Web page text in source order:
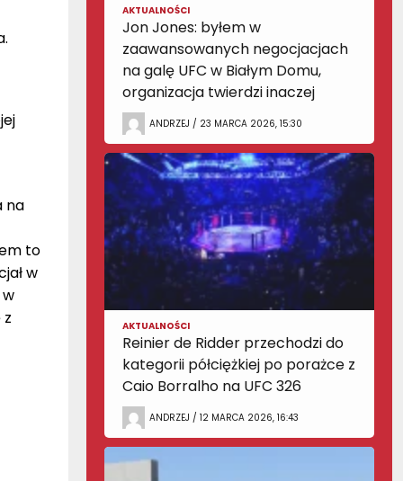
na
to
w
AKTUALNOŚCI
Jon Jones: byłem w
zaawansowanych negocjacjach
na galę UFC w Białym Domu,
organizacja twierdzi inaczej
ANDRZEJ / 23 MARCA 2026, 15:30
AKTUALNOŚCI
Reinier de Ridder przechodzi do
kategorii półciężkiej po porażce z
Caio Borralho na UFC 326
ANDRZEJ / 12 MARCA 2026, 16:43